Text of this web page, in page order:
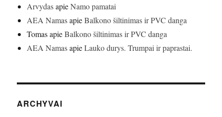
ArvydasapieNamo pamatai
AEA NamasapieBalkono šiltinimas ir PVC danga
TomasapieBalkono šiltinimas ir PVC danga
AEA NamasapieLauko durys. Trumpai ir paprastai.
ARCHYVAI